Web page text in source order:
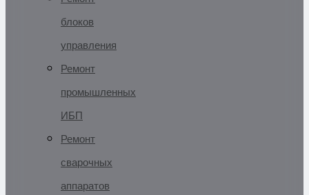
блоков
управления
Ремонт
промышленных
ИБП
Ремонт
сварочных
аппаратов